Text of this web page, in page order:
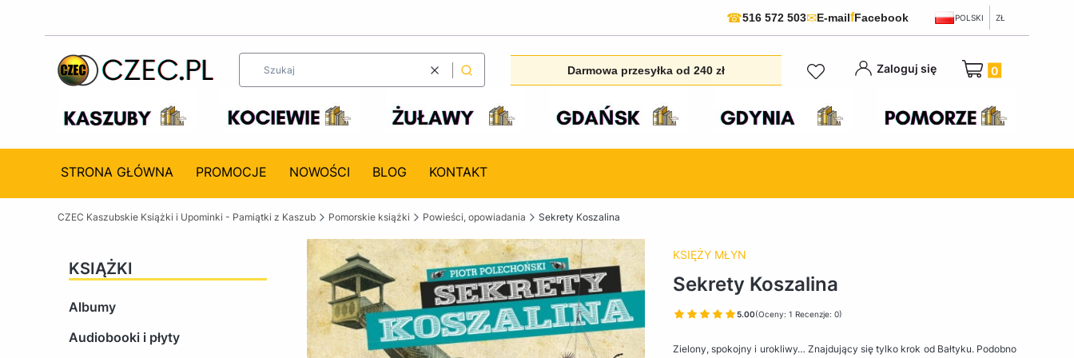
☎516 572 503✉E-mailfFacebook POLSKI ZŁ
WyczyśćSzukaj Darmowa przesyłka od 240 zł Zaloguj się Produkty w
STRONA GŁÓWNA PROMOCJE NOWOŚCI BLOG KONTAKT
CZEC Kaszubskie Książki i Upominki - Pamiątki z Kaszub Pomorskie książki Powieści, opowiadania Sekrety Koszalina
KSIĄŻKI
Albumy
Audiobooki i płyty
KSIĘŻY MŁYN
Sekrety Koszalina
5.00(Oceny: 1 Recenzje: 0)
Zielony, spokojny i urokliwy… Znajdujący się tylko krok od Bałtyku. Podobno